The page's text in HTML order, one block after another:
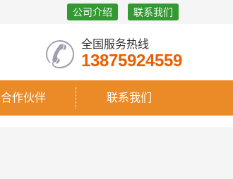
公司介绍 联系我们
全国服务热线
13875924559
合作伙伴 联系我们